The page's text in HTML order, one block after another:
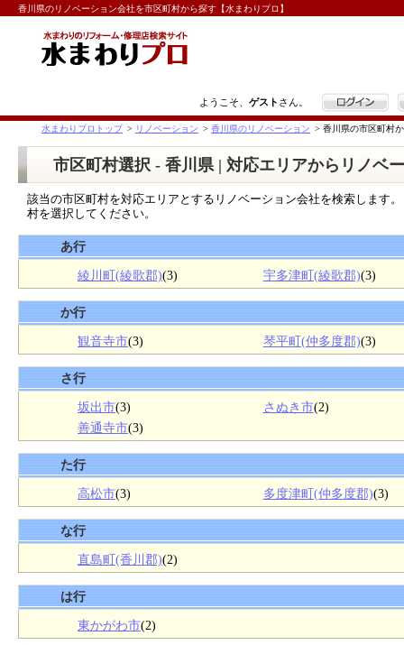
香川県のリノベーション会社を市区町村から探す【水まわりプロ】
ようこそ、 ゲスト さん。 ログイン
水まわりプロトップ > リノベーション > 香川県のリノベーション > 香川県の市区町村
市区町村選択 - 香川県 | 対応エリアからリノベ
該当の市区町村を対応エリアとするリノベーション会社を検索します
村を選択してください。
あ行
綾川町(綾歌郡)(3) 宇多津町(綾歌郡)(3)
か行
観音寺市(3) 琴平町(仲多度郡)(3)
さ行
坂出市(3) さぬき市(2)
善通寺市(3)
た行
高松市(3) 多度津町(仲多度郡)(3)
な行
直島町(香川郡)(2)
は行
東かがわ市(2)